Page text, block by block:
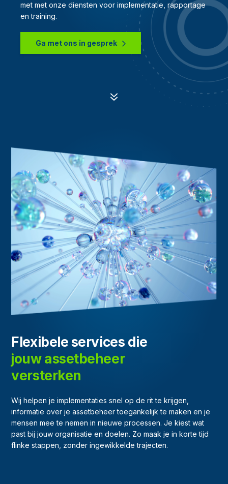
met met onze diensten voor implementatie, rapportage
en training.
Ga met ons in gesprek
7
Flexibele services die
jouw assetbeheer
versterken
Wij helpen je implementaties snel op de rit te krijgen,
informatie over je assetbeheer toegankelijk te maken en je
mensen mee te nemen in nieuwe processen. Je kiest wat
past bij jouw organisatie en doelen. Zo maak je in korte tijd
flinke stappen, zonder ingewikkelde trajecten.